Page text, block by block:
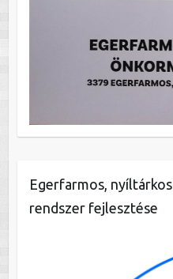
Egerfarmos,
rendszer fejlesztése